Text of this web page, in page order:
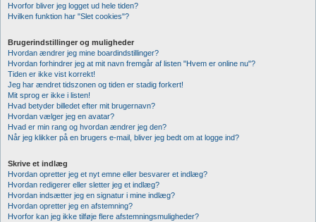
Hvorfor bliver jeg logget ud hele tiden?
Hvilken funktion har "Slet cookies"?
Brugerindstillinger og muligheder
Hvordan ændrer jeg mine boardindstillinger?
Hvordan forhindrer jeg at mit navn fremgår af listen "Hvem er online nu"?
Tiden er ikke vist korrekt!
Jeg har ændret tidszonen og tiden er stadig forkert!
Mit sprog er ikke i listen!
Hvad betyder billedet efter mit brugernavn?
Hvordan vælger jeg en avatar?
Hvad er min rang og hvordan ændrer jeg den?
Når jeg klikker på en brugers e-mail, bliver jeg bedt om at logge ind?
Skrive et indlæg
Hvordan opretter jeg et nyt emne eller besvarer et indlæg?
Hvordan redigerer eller sletter jeg et indlæg?
Hvordan indsætter jeg en signatur i mine indlæg?
Hvordan opretter jeg en afstemning?
Hvorfor kan jeg ikke tilføje flere afstemningsmuligheder?